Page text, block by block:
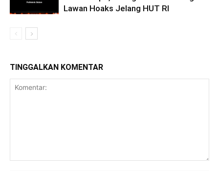
Lawan Hoaks Jelang HUT RI
TINGGALKAN KOMENTAR